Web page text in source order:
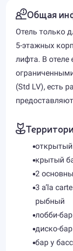
Общая
Отель только
5-этажных
лифта. В отеле
(Std LV), есть
крытый
2
3 a’la
рыбный
лобби-бар
диско-бар
бар у